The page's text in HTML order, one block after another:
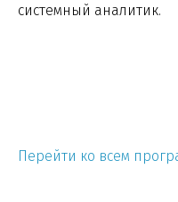
системный аналитик.
Перейти ко всем